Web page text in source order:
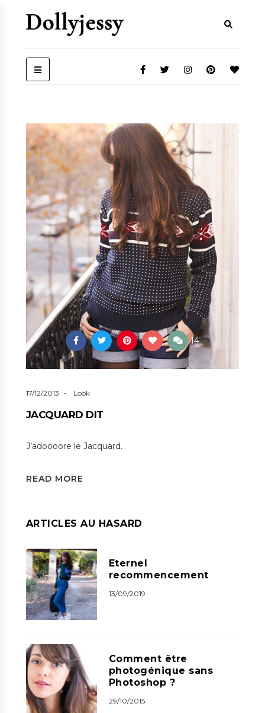
14
17/12/2013 Look
JACQUARD DIT
J’adoooore le Jacquard.
READ MORE
ARTICLES AU HASARD
Eternel
recommencement
13/09/2019
Comment être
photogénique sans
Photoshop ?
29/10/2015